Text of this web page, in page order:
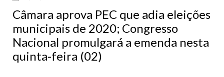
Câmara aprova PEC que adia eleições
municipais de 2020; Congresso
Nacional promulgará a emenda nesta
quinta-feira (02)